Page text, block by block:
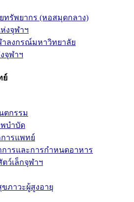
ทรัพยากร (หอสมุดกลาง)
งจุฬาฯ
ลงกรณ์มหาวิทยาลัย
จุฬาฯ
ย์
ตกรรม
บำบัด
ารแพทย์
ารและการกำหนดอาหาร
ว์เล็กจุฬาฯ
ภาวะผู้สูงอายุ